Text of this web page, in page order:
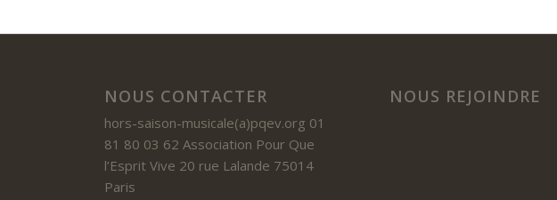
NOUS CONTACTER
hors-saison-musicale(a)pqev.org 01
81 80 03 62 Association Pour Que
l’Esprit Vive 20 rue Lalande 75014
Paris
NOUS REJOINDRE